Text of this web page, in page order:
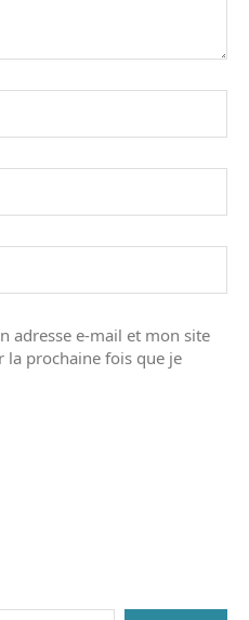
adresse e-mail et mon site
la prochaine fois que je